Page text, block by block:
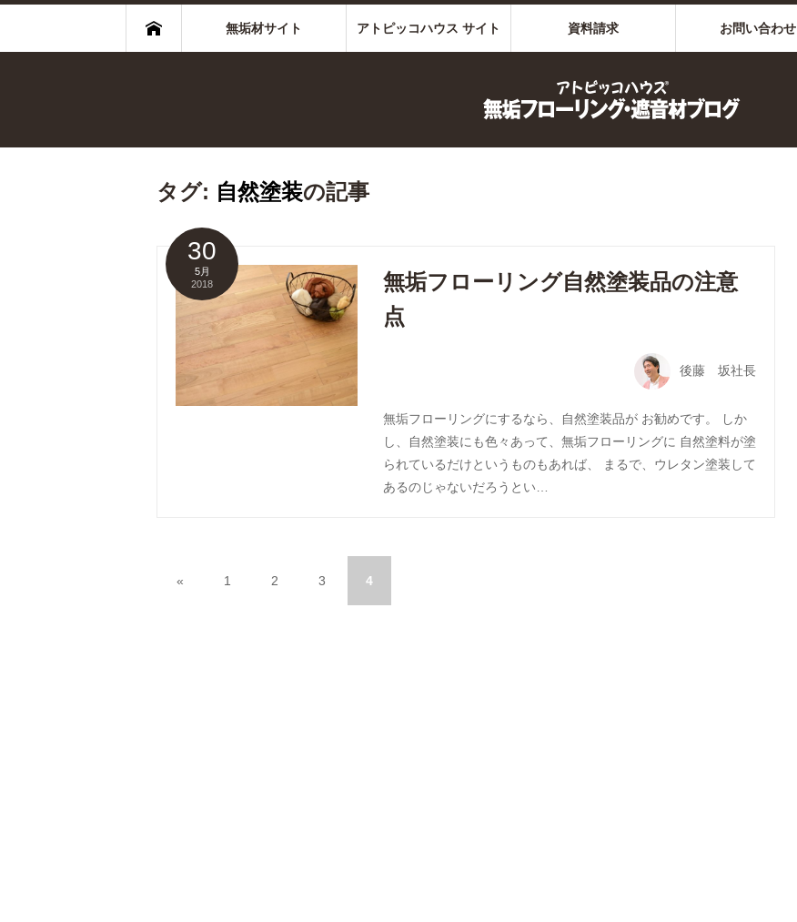
無垢材サイト アトピッコハウス サイト 資料請求 お問い合わせ
タグ: 自然塗装の記事
30
5月
2018
無垢フローリング自然塗装品の注意
点
後藤 坂社長
無垢フローリングにするなら、自然塗装品が お勧めです。 しか
し、自然塗装にも色々あって、無垢フローリングに 自然塗料が塗
られているだけというものもあれば、 まるで、ウレタン塗装して
あるのじゃないだろうとい…
« 1 2 3 4